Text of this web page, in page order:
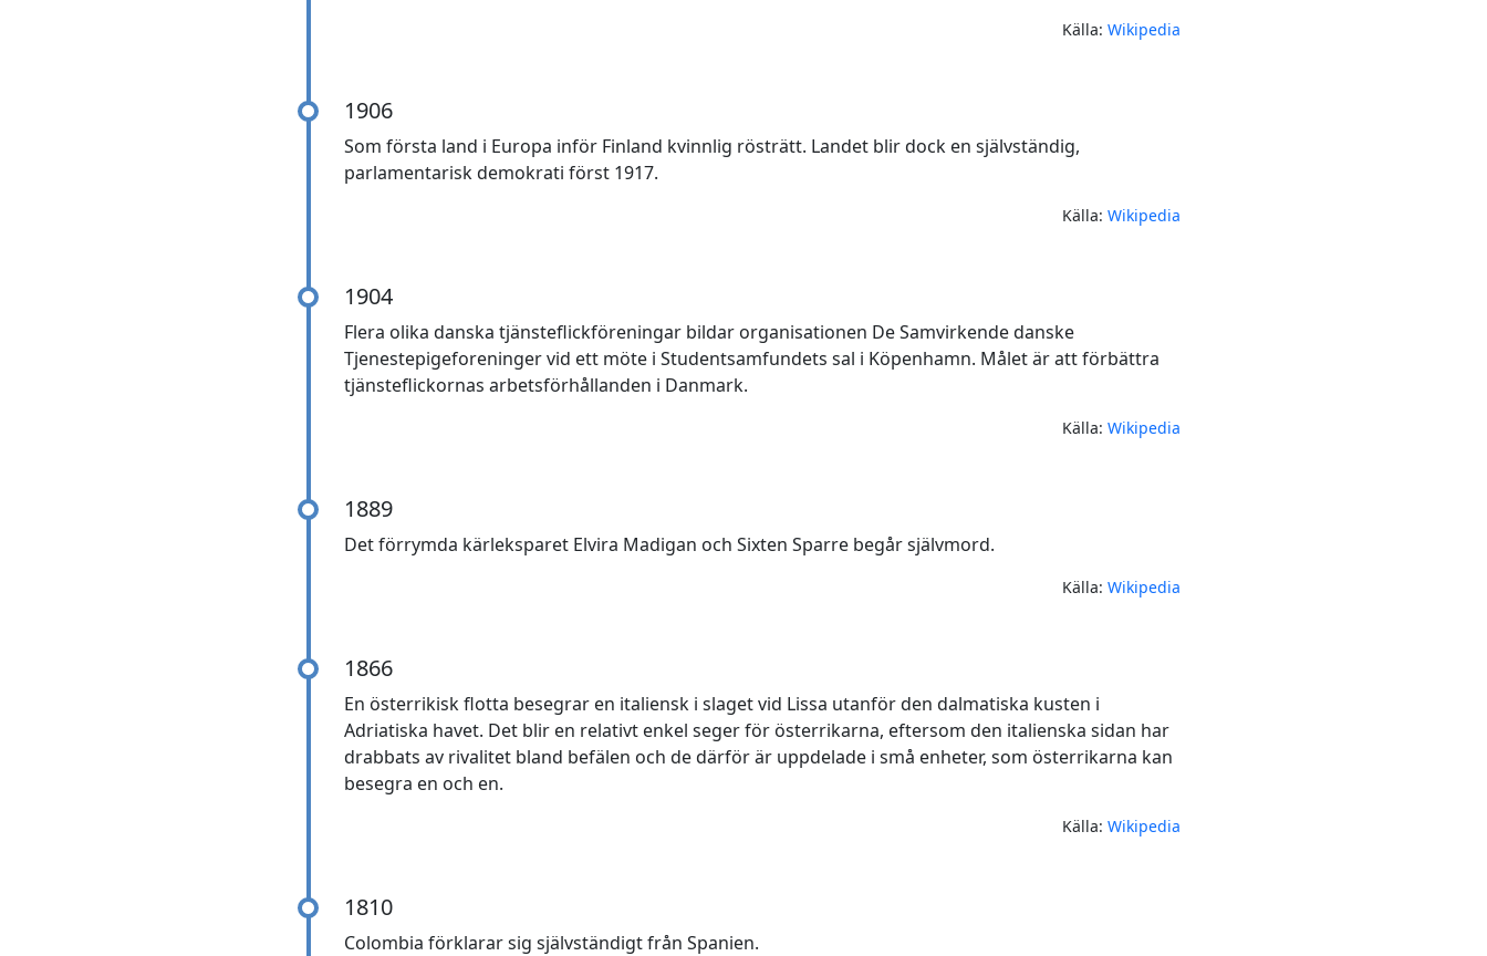
Källa: Wikipedia
1906
Som första land i Europa inför Finland kvinnlig rösträtt. Landet blir dock en självständig,
parlamentarisk demokrati först 1917.
Källa: Wikipedia
1904
Flera olika danska tjänsteflickföreningar bildar organisationen De Samvirkende danske
Tjenestepigeforeninger vid ett möte i Studentsamfundets sal i Köpenhamn. Målet är att förbättra
tjänsteflickornas arbetsförhållanden i Danmark.
Källa: Wikipedia
1889
Det förrymda kärleksparet Elvira Madigan och Sixten Sparre begår självmord.
Källa: Wikipedia
1866
En österrikisk flotta besegrar en italiensk i slaget vid Lissa utanför den dalmatiska kusten i
Adriatiska havet. Det blir en relativt enkel seger för österrikarna, eftersom den italienska sidan har
drabbats av rivalitet bland befälen och de därför är uppdelade i små enheter, som österrikarna kan
besegra en och en.
Källa: Wikipedia
1810
Colombia förklarar sig självständigt från Spanien.